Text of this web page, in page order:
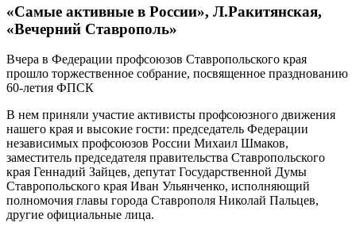
«Самые активные в России», Л.Ракитянская,
«Вечерний Ставрополь»
Вчера в Федерации профсоюзов Ставропольского края
прошло торжественное собрание, посвященное празднованию
60-летия ФПСК
В нем приняли участие активисты профсоюзного движения
нашего края и высокие гости: председатель Федерации
независимых профсоюзов России Михаил Шмаков,
заместитель председателя правительства Ставропольского
края Геннадий Зайцев, депутат Государственной Думы
Ставропольского края Иван Ульянченко, исполняющий
полномочия главы города Ставрополя Николай Пальцев,
другие официальные лица.